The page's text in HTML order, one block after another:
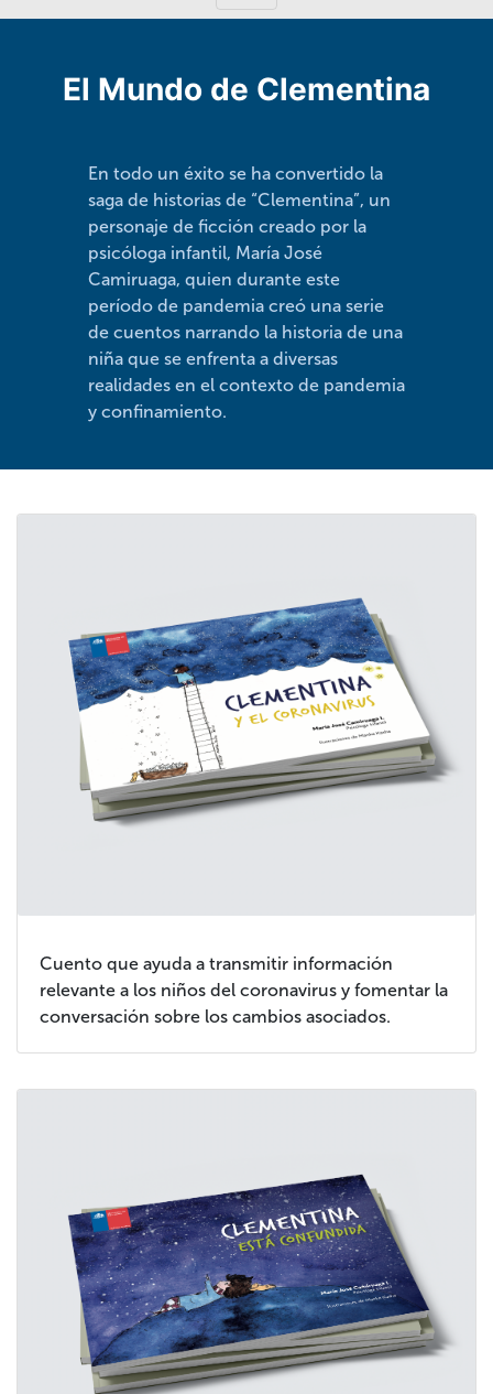
El Mundo de Clementina
En todo un éxito se ha convertido la
saga de historias de “Clementina”, un
personaje de ficción creado por la
psicóloga infantil, María José
Camiruaga, quien durante este
período de pandemia creó una serie
de cuentos narrando la historia de una
niña que se enfrenta a diversas
realidades en el contexto de pandemia
y confinamiento.
Cuento que ayuda a transmitir información
relevante a los niños del coronavirus y fomentar la
conversación sobre los cambios asociados.